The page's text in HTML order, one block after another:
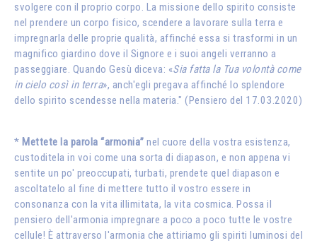
svolgere con il proprio corpo. La missione dello spirito consiste
nel prendere un corpo fisico, scendere a lavorare sulla terra e
impregnarla delle proprie qualità, affinché essa si trasformi in un
magnifico giardino dove il Signore e i suoi angeli verranno a
passeggiare. Quando Gesù diceva: «Sia fatta la Tua volontà come
in cielo così in terra», anch'egli pregava affinché lo splendore
dello spirito scendesse nella materia." (Pensiero del 17.03.2020)
* Mettete la parola “armonia” nel cuore della vostra esistenza,
custoditela in voi come una sorta di diapason, e non appena vi
sentite un po' preoccupati, turbati, prendete quel diapason e
ascoltatelo al fine di mettere tutto il vostro essere in
consonanza con la vita illimitata, la vita cosmica. Possa il
pensiero dell'armonia impregnare a poco a poco tutte le vostre
cellule! È attraverso l'armonia che attiriamo gli spiriti luminosi del